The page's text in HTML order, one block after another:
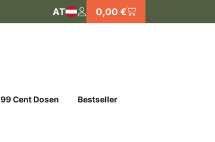
AT 0,00 €
99 Cent Dosen
Bestseller